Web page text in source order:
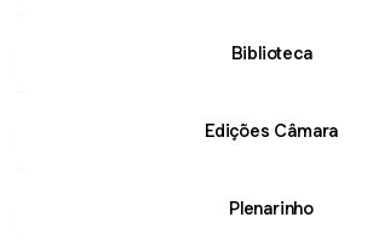
Biblioteca
Edições Câmara
Plenarinho